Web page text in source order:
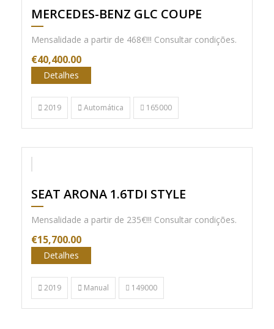
MERCEDES-BENZ GLC COUPE
Mensalidade a partir de 468€!!! Consultar condições.
€40,400.00
Detalhes
2019 Automática 165000
SEAT ARONA 1.6TDI STYLE
Mensalidade a partir de 235€!!! Consultar condições.
€15,700.00
Detalhes
2019 Manual 149000